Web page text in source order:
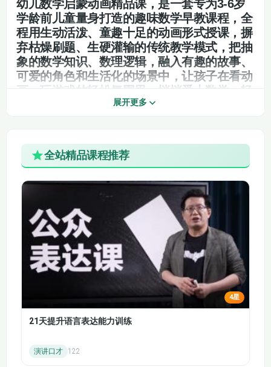
第19节：认识数位
第20节：排队问题
（上）
第21节：排队问题
（下）
第22节：分类启蒙
第32节：认识圆柱体.
第36节：单双数.
第49节：进位加法
第50节：进位加法
（下）
第51节：退位减法
（上）
第52节：退位减法
（下）
第82节：今年几岁了. 第83节：加减巧算.
第85节：谁才是小偷.
第86节：时间管理大
第88节：必胜的方法.
幼儿数学启蒙动画精品课，是一套专为3-6岁
学龄前儿童量身打造的趣味数学早教课程，全
程用生动活泼、童趣十足的动画形式授课，摒
弃枯燥刷题、生硬灌输的传统教学模式，把抽
象的数学知识、数理逻辑，融入有趣的故事、
可爱的角色和生活化的场景中，让孩子在看动
画、玩游戏的轻松氛围里，悄悄爱上数学，轻
松掌握学前必备数学知识，培养数理思维、逻
内容全面、循序渐进，覆盖认数、计数、运
算、图形、方位、逻辑推理等全方面学前数学
知识，零基础宝宝也能轻松入门，不用强迫、
不用施压，让数学启蒙变得好玩又好学。
对于学龄前幼儿来说，数学不只是简单的数数
和计算，更是逻辑思维、观察力、专注力的综
合培养。3-6岁是数学启蒙的黄金关键期，抓
住这个阶段，用孩子喜欢的方式开展启蒙，能
有效培养数感、提升思维能力，让孩子提前适
应数学学习，告别上小学后跟不上、算不对、
听不懂的难题。本套幼儿数学启蒙动画课，精
准贴合幼儿认知规律和学习特点，拒绝枯燥死
板的理论讲解，每一节课都搭配趣味动画画
导，把抽象的数字、数量、图形、运算等知
展开更多
全站精品课程推荐
4星
21天提升语言表达能力训练
演讲口才 122